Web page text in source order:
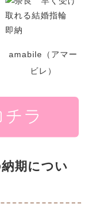
amabile（アマー
ビレ）
期につい